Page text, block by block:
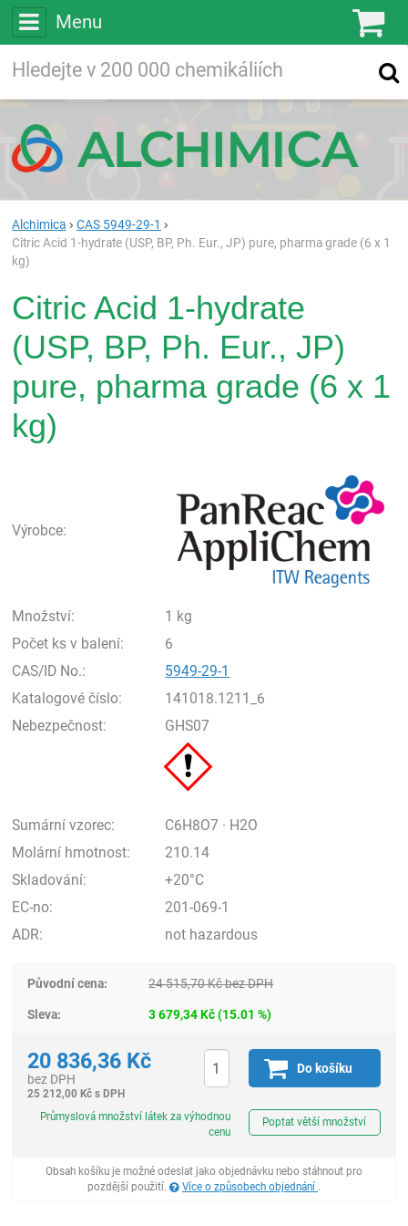
Menu
Vyhledávání
Alchimica
CAS 5949-29-1
Citric Acid 1-hydrate (USP, BP, Ph. Eur., JP) pure, pharma grade (6 x 1
kg)
Citric Acid 1-hydrate
(USP, BP, Ph. Eur., JP)
pure, pharma grade (6 x 1
kg)
Výrobce:
Množství:
1 kg
Počet ks v balení:
6
CAS/ID No.:
5949-29-1
Katalogové číslo:
141018.1211_6
Nebezpečnost:
GHS07
Sumární vzorec:
C6H8O7 · H2O
Molární hmotnost:
210.14
Skladování:
+20°C
EC-no:
201-069-1
ADR:
not hazardous
Původní cena: 24 515,70Kčbez DPH
Sleva: 3 679,34Kč(15.01 %)
20 836,36 Kč
bez DPH
25 212,00 Kč s DPH
Do košíku
Průmyslová množství látek za výhodnou
cenu
Poptat větší množství
Obsah košíku je možné odeslat jako objednávku nebo stáhnout pro
pozdější použití.
Více o způsobech objednání